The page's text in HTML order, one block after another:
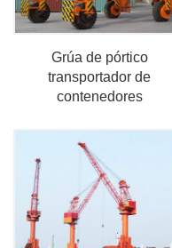
Grúa de pórtico
transportador de
contenedores